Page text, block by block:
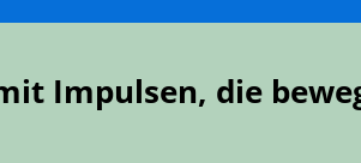
Impulsen, die